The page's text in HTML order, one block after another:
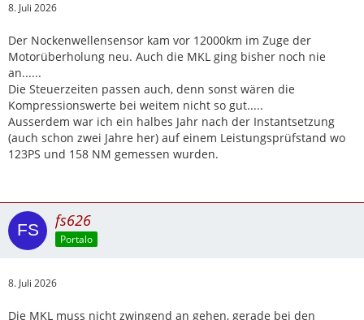
8. Juli 2026
Der Nockenwellensensor kam vor 12000km im Zuge der
Motorüberholung neu. Auch die MKL ging bisher noch nie
an......
Die Steuerzeiten passen auch, denn sonst wären die
Kompressionswerte bei weitem nicht so gut.....
Ausserdem war ich ein halbes Jahr nach der Instantsetzung
(auch schon zwei Jahre her) auf einem Leistungsprüfstand wo
123PS und 158 NM gemessen wurden.
fs626
Portalo
8. Juli 2026
Die MKL muss nicht zwingend an gehen, gerade bei den